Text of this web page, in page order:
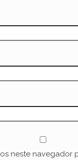
neste navegador